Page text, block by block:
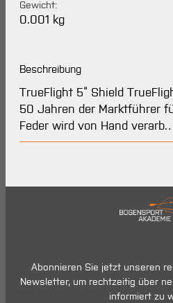
Gewicht:
0.001 kg
Beschreibung
TrueFlight 5“ Shield
50 Jahren der Marktführer
Feder wird von Hand
Abonnieren Sie jetzt unseren
Newsletter, um rechtzeitig über
informiert zu